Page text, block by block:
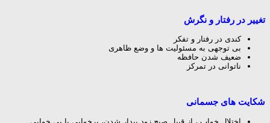
تغییر در رفتار و نگرش
کندی در رفتار و تفکر
بی توجهی به مسئولیت ها و وضع ظاهری
ضعیف شدن حافظه
ناتوانی در تمرکز
شکایت های جسمانی